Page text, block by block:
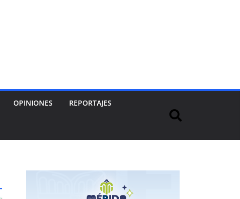
OPINIONES REPORTAJES